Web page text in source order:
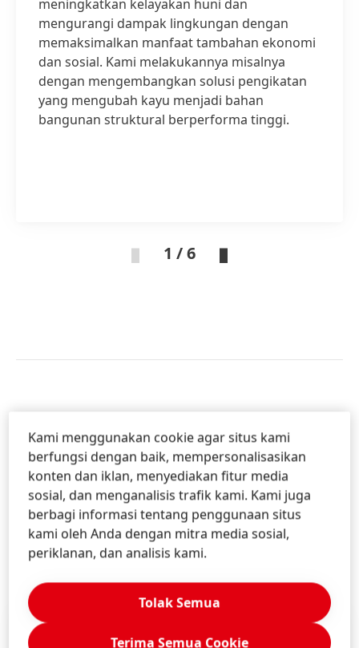
meningkatkan kelayakan huni dan
mengurangi dampak lingkungan dengan
memaksimalkan manfaat tambahan ekonomi
dan sosial. Kami melakukannya misalnya
dengan mengembangkan solusi pengikatan
yang mengubah kayu menjadi bahan
bangunan struktural berperforma tinggi.
1 / 6
MENERJEMAHKAN PENGETAHUAN
DAN KEAHLIAN TEKNOLOGI
MENJADI INOVASI YANG
BERDAMPAK
Kami menggunakan cookie agar situs kami
berfungsi dengan baik, mempersonalisasikan
konten dan iklan, menyediakan fitur media
sosial, dan menganalisis trafik kami. Kami juga
berbagi informasi tentang penggunaan situs
kami oleh Anda dengan mitra media sosial,
periklanan, dan analisis kami.
Tolak Semua
Terima Semua Cookie